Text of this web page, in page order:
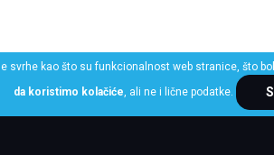
svrhe kao što su funkcionalnost web stranice, što
da koristimo kolačiće , ali ne i lične podatke.